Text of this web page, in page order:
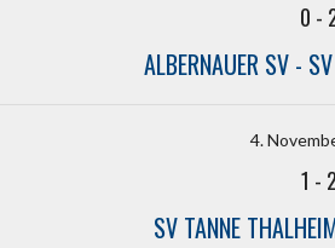
0 -
ALBERNAUER SV -
4.
1 - 2
SV TANNE